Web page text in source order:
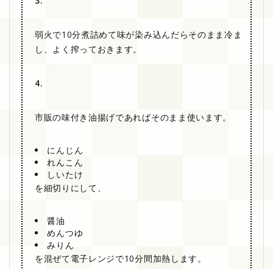
弱火で10分煮詰めて味が染み込んだらそのまま冷ま
し、よく搾っておきます。
4.
市販の味付き油揚げであればそのまま使います。
にんじん
れんこん
しいたけ
を細切りにして、
醤油
めんつゆ
みりん
を混ぜて電子レンジで10分間加熱します。